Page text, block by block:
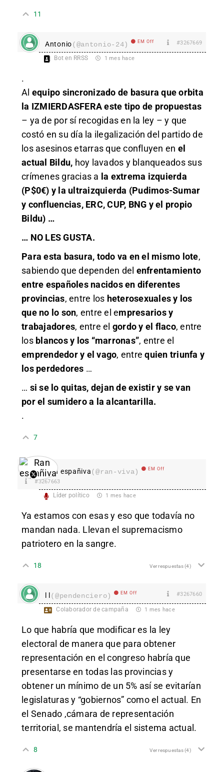
11
Antonio(@antonio-24) EM Off #3267669
Bot en RRSS 1 mes hace
.
Al equipo sincronizado de basura que orbita
la IZMIERDASFERA este tipo de propuestas
– ya de por sí recogidas en la ley – y que
costó en su día la ilegalización del partido de
los asesinos etarras que confluyen en el
actual Bildu, hoy lavados y blanqueados sus
crímenes gracias a la extrema izquierda
(P$0€) y la ultraizquierda (Pudimos-Sumar
y confluencias, ERC, CUP, BNG y el propio
Bildu) …
… NO LES GUSTA.
Para esta basura, todo va en el mismo lote,
sabiendo que dependen del enfrentamiento
entre españoles nacidos en diferentes
provincias, entre los heterosexuales y los
que no lo son, entre el empresarios y
trabajadores, entre el gordo y el flaco, entre
los blancos y los “marronas”, entre el
emprendedor y el vago, entrequien triunfa y
los perdedores …
… si se lo quitas, dejan de existir y se van
por el sumidero a la alcantarilla.
.
7
Ran españiva(@ran-viva) EM Off
#3267663
Líder político 1 mes hace
Ya estamos con esas y eso que todavía no
mandan nada. Llevan el supremacismo
patriotero en la sangre.
18 Ver respuestas(4)
l l(@pendenciero) EM Off #3267660
Colaborador de campaña 1 mes hace
Lo que habría que modificar es la ley
electoral de manera que para obtener
representación en el congreso habría que
presentarse en todas las provincias y
obtener un mínimo de un 5% así se evitarían
legislaturas y “gobiernos” como el actual. En
el Senado ,cámara de representación
territorial, se mantendría el sistema actual.
8 Ver respuestas(4)